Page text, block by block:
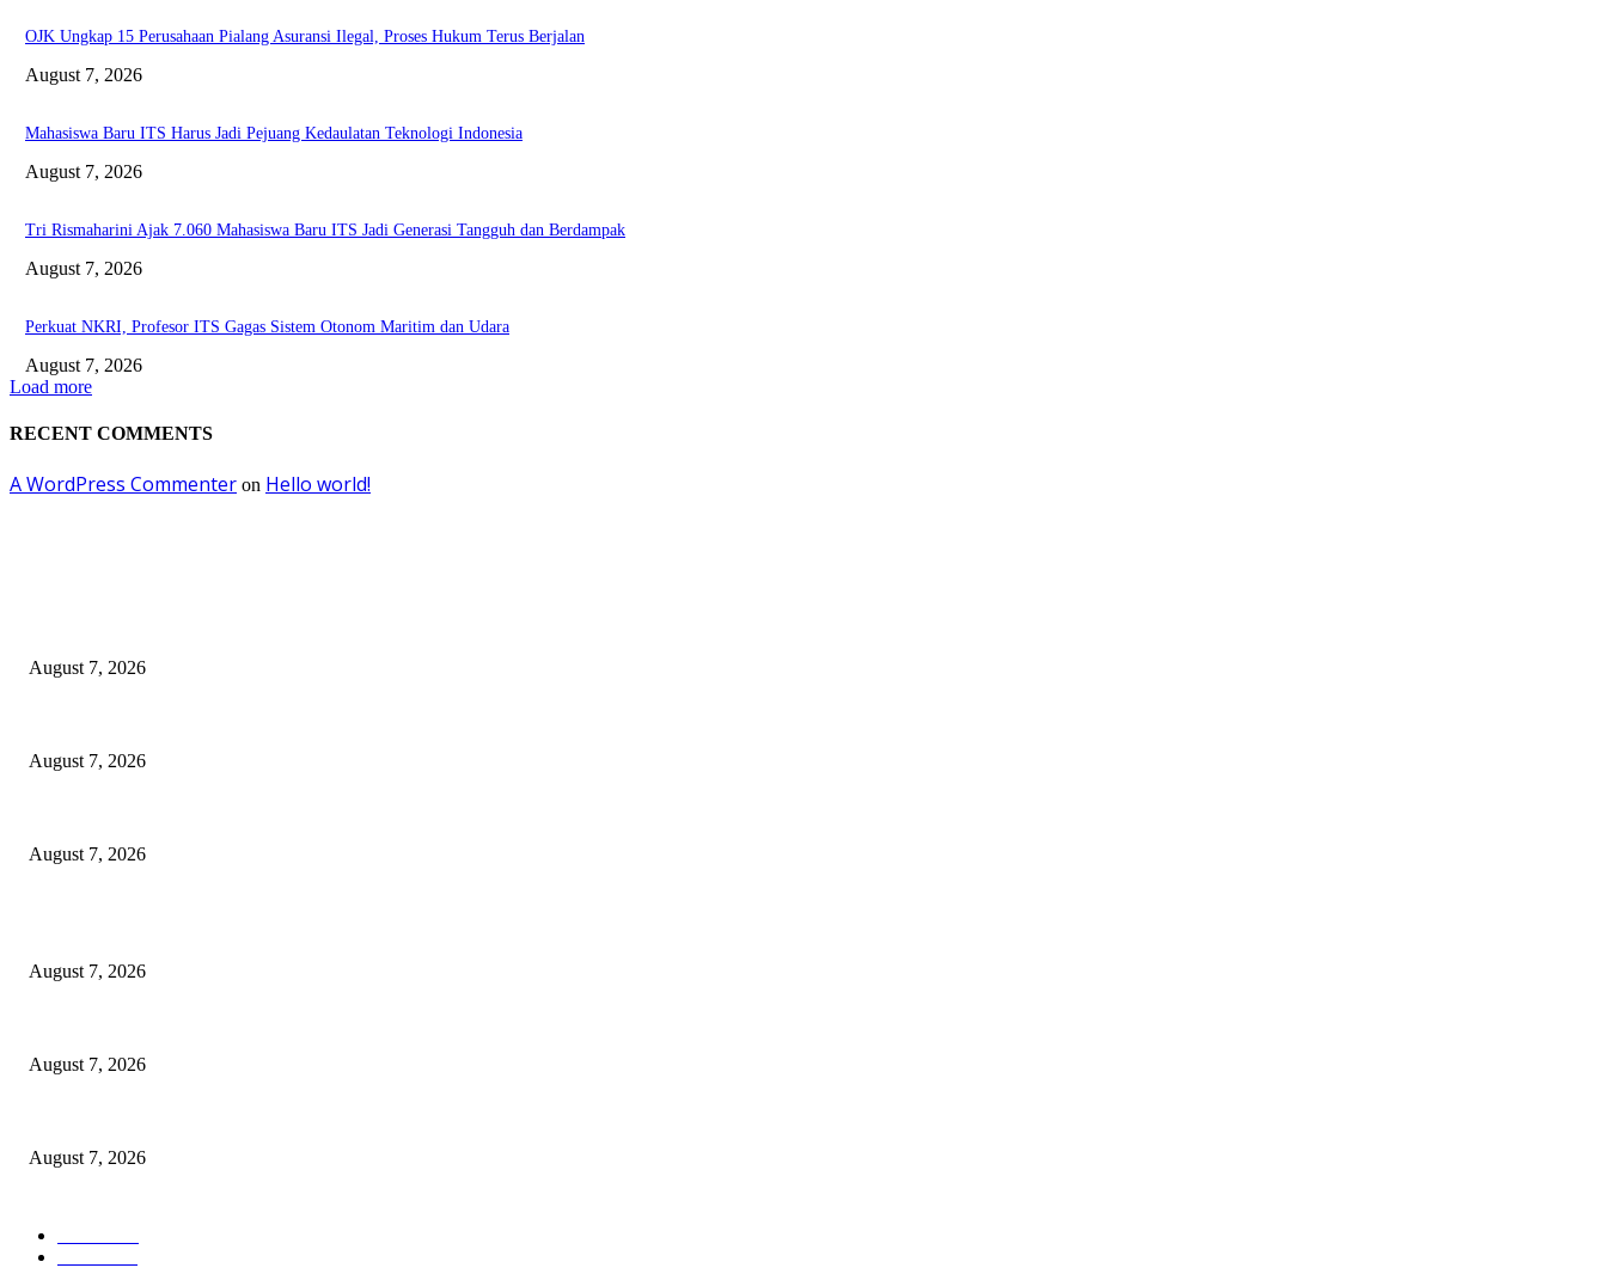
OJK Ungkap 15 Perusahaan Pialang Asuransi Ilegal, Proses Hukum Terus Berjalan
August 7, 2026
Mahasiswa Baru ITS Harus Jadi Pejuang Kedaulatan Teknologi Indonesia
August 7, 2026
Tri Rismaharini Ajak 7.060 Mahasiswa Baru ITS Jadi Generasi Tangguh dan Berdampak
August 7, 2026
Perkuat NKRI, Profesor ITS Gagas Sistem Otonom Maritim dan Udara
August 7, 2026
Load more
RECENT COMMENTS
A WordPress Commenter on Hello world!
August 7, 2026
August 7, 2026
August 7, 2026
August 7, 2026
August 7, 2026
August 7, 2026